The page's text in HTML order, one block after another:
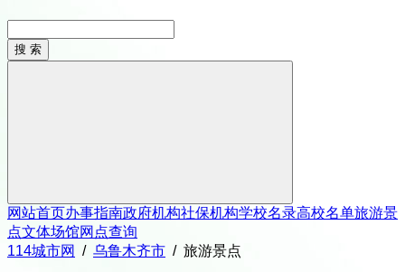
网站首页办事指南政府机构社保机构学校名录高校名单旅游景
点文体场馆网点查询
114城市网
/ 乌鲁木齐市 / 旅游景点